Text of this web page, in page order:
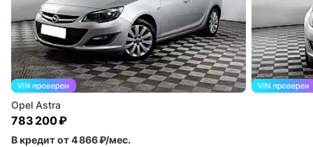
Opel Astra
783 200 ₽
В кредит от 4 866 ₽/мес.